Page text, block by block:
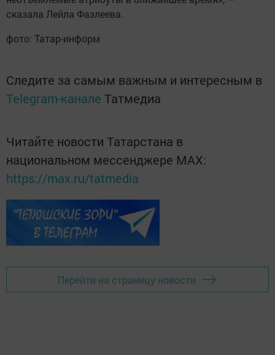
сказала Лейла Фазлеева.
фото: Татар-информ
Следите за самым важным и интересным в
Telegram-канале Татмедиа
Читайте новости Татарстана в
национальном мессенджере MАХ:
https://max.ru/tatmedia
Перейти на страницу новости